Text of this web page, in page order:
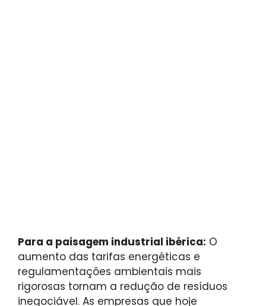
Para a paisagem industrial ibérica: O
aumento das tarifas energéticas e
regulamentações ambientais mais
rigorosas tornam a redução de resíduos
inegociável. As empresas que hoje